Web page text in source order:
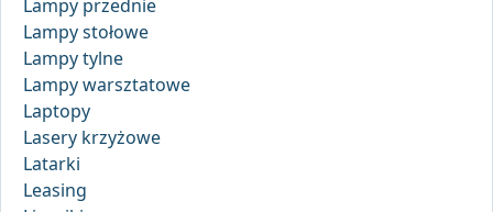
Lampy przednie
Lampy stołowe
Lampy tylne
Lampy warsztatowe
Laptopy
Lasery krzyżowe
Latarki
Leasing